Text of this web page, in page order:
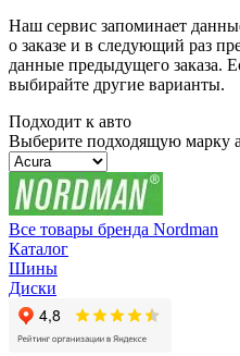
Наш сервис запоминает
о заказе и в следующий раз
данные предыдущего заказа.
выбирайте другие варианты.
Подходит к авто
Выберите подходящую марку
Все товары бренда Nordman
Каталог
Шины
Диски